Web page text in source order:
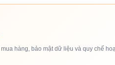
hàng, bảo mật dữ liệu và quy chế